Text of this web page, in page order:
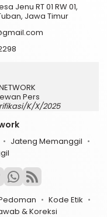
Jenu RT 01 RW 01,
Jawa Timur
Pers
K/X/2025
Jateng Memanggil
Kode Etik
& Koreksi